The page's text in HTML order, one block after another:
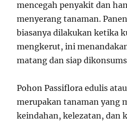
mencegah penyakit dan
menyerang tanaman.
biasanya dilakukan ketika
mengkerut, ini
matang dan siap
Pohon Passiflora edulis
merupakan tanaman yang
keindahan, kelezatan, dan